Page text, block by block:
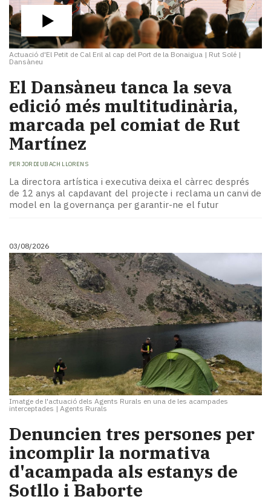
Actuació d'El Petit de Cal Eril al cap del Port de la Bonaigua | Rut Solé |
Dansàneu
​El Dansàneu tanca la seva
edició més multitudinària,
marcada pel comiat de Rut
Martínez
PER JORDI UBACH LLORENS
La directora artística i executiva deixa el càrrec després
de 12 anys al capdavant del projecte i reclama un canvi de
model en la governança per garantir-ne el futur
03/08/2026
Imatge de l'actuació dels Agents Rurals en una de les acampades
interceptades | Agents Rurals
Denuncien tres persones per
incomplir la normativa
d'acampada als estanys de
Sotllo i Baborte